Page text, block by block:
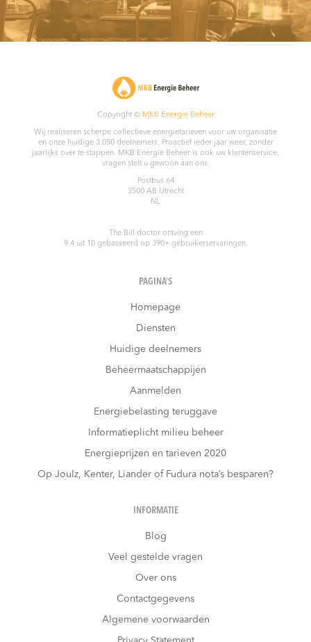
Copyright © MKB Energie Beheer
Wij realiseren scherpe collectieve energietarieven voor uw organisatie
en onze huidige 3.050 deelnemers. Proactief ieder jaar weer, zonder
jaarlijks over te stappen. MKB Energie Beheer is ook uw klantenservice,
vragen stelt u gewoon aan ons.
Postbus 64
3500 AB Utrecht
NL
The Bill doctorontving een
9.4uit 10gebasseerd op 390+ gebruikerservaringen.
PAGINA’S
Homepage
Diensten
Huidige deelnemers
Beheermaatschappijen
Aanmelden
Energiebelasting teruggave
Informatieplicht milieu beheer
Energieprijzen en tarieven 2020
Op Joulz, Kenter, Liander of Fudura nota’s besparen?
INFORMATIE
Blog
Veel gestelde vragen
Over ons
Contactgegevens
Algemene voorwaarden